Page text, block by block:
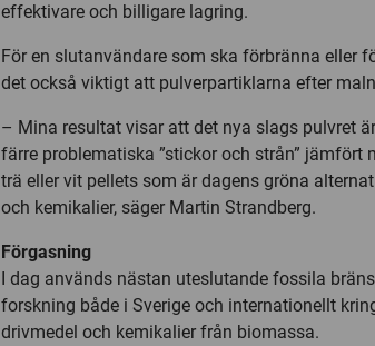
effektivare och billigare lagring.
För en slutanvändare som ska förbränna eller
det också viktigt att pulverpartiklarna efter
– Mina resultat visar att det nya slags pulvret
färre problematiska ”stickor och strån” jämfört
trä eller vit pellets som är dagens gröna
och kemikalier, säger Martin Strandberg.
Förgasning
I dag används nästan uteslutande fossila
forskning både i Sverige och internationellt
drivmedel och kemikalier från biomassa.